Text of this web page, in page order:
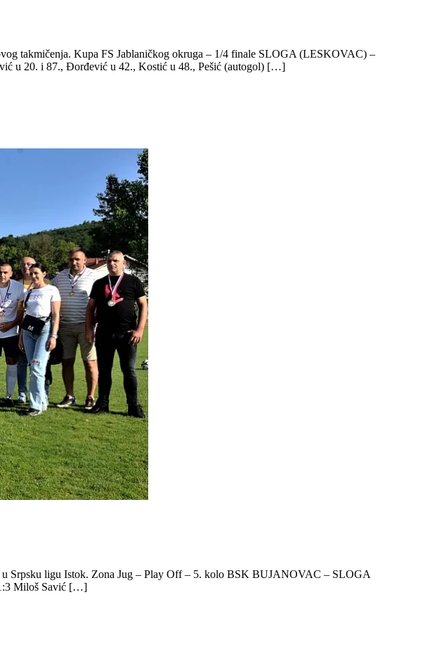
takmičenja. Kupa FS Jablaničkog okruga – 1/4 finale SLOGA (LESKOVAC) –
u 20. i 87., Đorđević u 42., Kostić u 48., Pešić (autogol) […]
u Srpsku ligu Istok. Zona Jug – Play Off – 5. kolo BSK BUJANOVAC – SLOGA
Miloš Savić […]